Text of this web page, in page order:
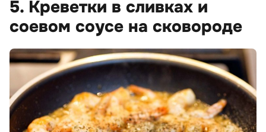
5. Креветки в сливках и
соевом соусе на сковороде